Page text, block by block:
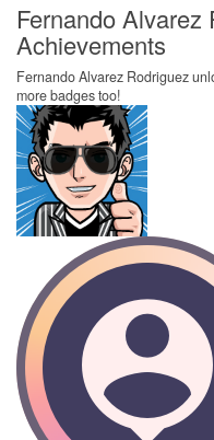
Fernando Alvarez
Achievements
Fernando Alvarez Rodriguez
more badges too!